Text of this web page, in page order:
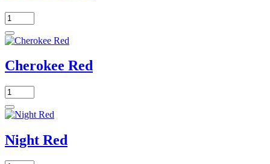
Cherokee Red
Night Red